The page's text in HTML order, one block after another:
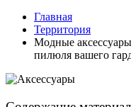
Главная
Территория
Модные
пилюля вашего